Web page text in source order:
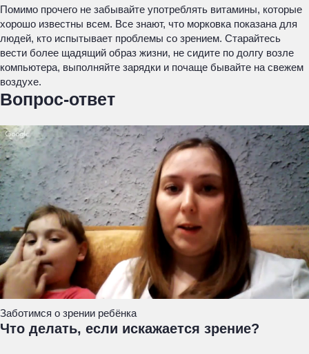
Помимо прочего не забывайте употреблять витамины, которые
хорошо известны всем. Все знают, что морковка показана для
людей, кто испытывает проблемы со зрением. Старайтесь
вести более щадящий образ жизни, не сидите по долгу возле
компьютера, выполняйте зарядки и почаще бывайте на свежем
воздухе.
Вопрос-ответ
Заботимся о зрении ребёнка
Что делать, если искажается зрение?